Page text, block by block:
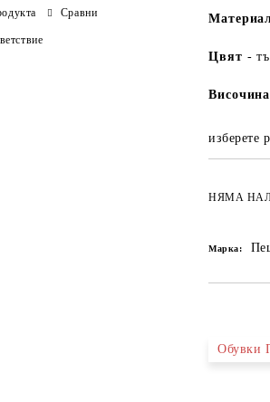
Материа
Цвят -
изберете
НЯМА
Марка:
Обувки
Сравни